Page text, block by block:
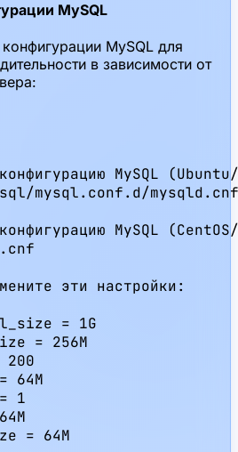
MySQL
MySQL для
в зависимости от
MySQL
mysql.conf.d/mysqld.cnf
MySQL
эти настройки:
= 1G
= 256M
200
64M
1
= 64M